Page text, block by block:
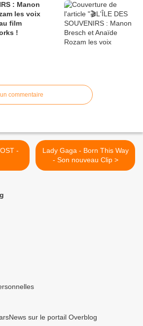
les voix
film
!
commentaire
Lady Gaga - Born This Way
- Son nouveau Clip >
sur le portail Overblog